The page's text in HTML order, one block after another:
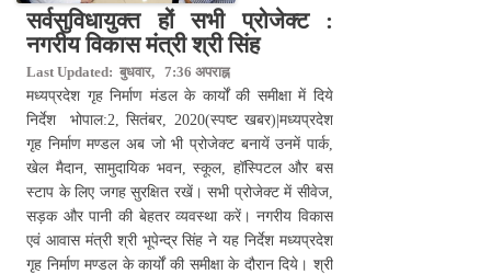
सर्वसुविधायुक्त हों सभी प्रोजेक्ट :
नगरीय विकास मंत्री श्री सिंह
Last Updated: बुधवार, 7:36 अपराह्न
मध्यप्रदेश गृह निर्माण मंडल के कार्यों की समीक्षा में दिये
निर्देश भोपाल:2, सितंबर, 2020(स्पष्ट खबर)|मध्यप्रदेश
गृह निर्माण मण्डल अब जो भी प्रोजेक्ट बनायें उनमें पार्क,
खेल मैदान, सामुदायिक भवन, स्कूल, हॉस्पिटल और बस
स्टाप के लिए जगह सुरक्षित रखें। सभी प्रोजेक्ट में सीवेज,
सड़क और पानी की बेहतर व्यवस्था करें। नगरीय विकास
एवं आवास मंत्री श्री भूपेन्द्र सिंह ने यह निर्देश मध्यप्रदेश
गृह निर्माण मण्डल के कार्यों की समीक्षा के दौरान दिये। श्री